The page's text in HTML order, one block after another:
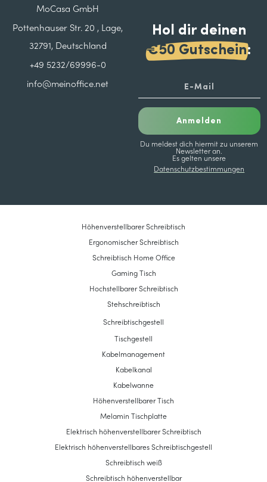
MoCasa GmbH
Pottenhauser Str. 20 , Lage,
32791, Deutschland
+49 5232/69996-0
info@meinoffice.net
Hol dir deinen
€50 Gutschein:
Anmelden
Du meldest dich hiermit zu unserem
Newsletter an.
Es gelten unsere
Datenschutzbestimmungen
Höhenverstellbarer Schreibtisch
Ergonomischer Schreibtisch
Schreibtisch Home Office
Gaming Tisch
Hochstellbarer Schreibtisch
Stehschreibtisch
Schreibtischgestell
Tischgestell
Kabelmanagement
Kabelkanal
Kabelwanne
Höhenverstellbarer Tisch
Melamin Tischplatte
Elektrisch höhenverstellbarer Schreibtisch
Elektrisch höhenverstellbares Schreibtischgestell
Schreibtisch weiß
Schreibtisch höhenverstellbar